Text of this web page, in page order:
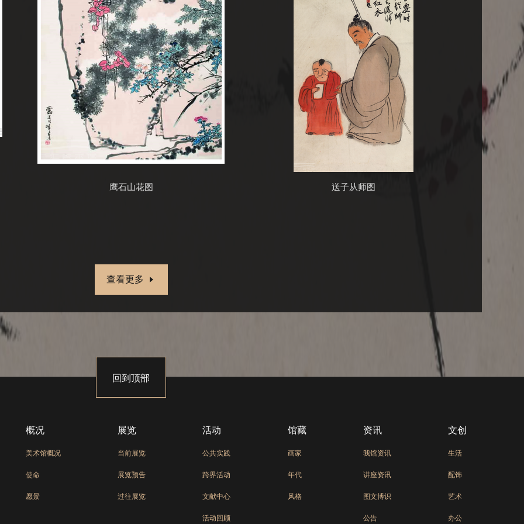
鹰石山花图 送子从师图
查看更多
回到顶部
概况
美术馆概况
使命
愿景
展览
当前展览
展览预告
过往展览
活动
公共实践
跨界活动
文献中心
活动回顾
馆藏
画家
年代
风格
资讯
我馆资讯
讲座资讯
图文博识
公告
文创
生活
配饰
艺术
办公